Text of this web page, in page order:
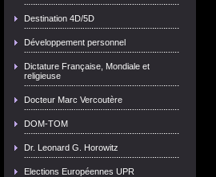
Destination 4D/5D
Développement personnel
Dictature Française, Mondiale et
religieuse
Docteur Marc Vercoutère
DOM-TOM
Dr. Leonard G. Horowitz
Elections Européennes UPR